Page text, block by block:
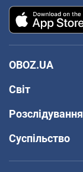
OBOZ.UA
Світ
Розслідування
Суспільство